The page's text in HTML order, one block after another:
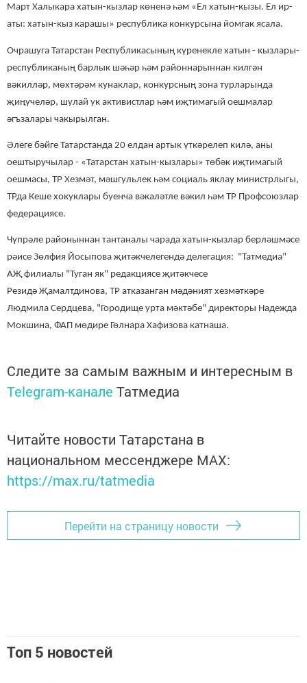
Март Халыкара хатын-кызлар көненә һәм «Ел хатын-кызы. Ел ир-
аты: хатын-кыз карашы» республика конкурсына йомгак ясала.
Очрашуга Татарстан Республикасының күренекле хатын - кызлары-
республиканың барлык шәһәр һәм районнарыннан килгән
вәкилләр, мөхтәрәм кунаклар, конкурсның зона турларында
җиңүчеләр, шулай ук активистлар һәм иҗтимагый оешмалар
әгъзалары чакырылган.
Әлеге бәйге Татарстанда 20 елдан артык үткәрелеп килә, аны
оештыручылар - «Татарстан хатын-кызлары» төбәк иҗтимагый
оешмасы, ТР Хезмәт, мәшгульлек һәм социаль яклау министрлыгы,
ТРда Кеше хокуклары буенча вәкаләтле вәкил һәм ТР Профсоюзлар
федерациясе.
Чүпрәле районыннан тантаналы чарада хатын-кызлар берләшмәсе
рәисе Зөлфия Йосыпова җитәкчелегендә делегация: "Татмедиа"
АҖ филиалы "Туган як" редакциясе җитәкчесе
Резидә Җамалтдинова, ТР атказанган мәдәният хезмәткәре
Людмила Сердцева, "Городище урта мәктәбе" директоры Надежда
Мокшина, ФАП мөдире Гөлнара Хафизова катнаша.
Следите за самым важным и интересным в
Telegram-канале Татмедиа
Читайте новости Татарстана в
национальном мессенджере MАХ:
https://max.ru/tatmedia
Перейти на страницу новости
Топ 5 новостей